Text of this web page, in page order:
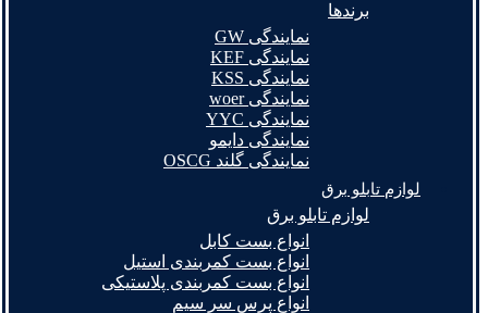
برندها
نمایندگی GW
نمایندگی KEF
نمایندگی KSS
نمایندگی woer
نمایندگی YYC
نمایندگی دایمو
نمایندگی گلند OSCG
لوازم تابلو برق
لوازم تابلو برق
انواع بست کابل
انواع بست کمربندی استیل
انواع بست کمربندی پلاستیکی
انواع پرس سر سیم